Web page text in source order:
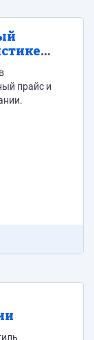
прайс и